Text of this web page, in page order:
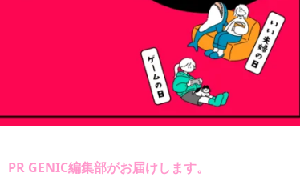
GENIC編集部がお届けします。